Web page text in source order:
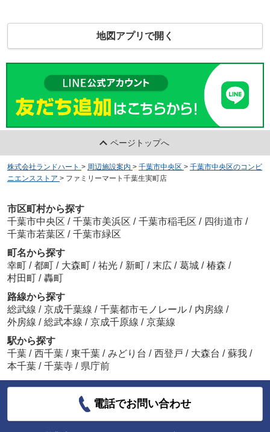
地図アプリで開く
ページトップへ
株式会社ランドハート > 周辺施設案内 > 千葉市中央区 > 千葉市中央区のコンビ
ニエンスストア > ファミリーマート千葉生実町店
市区町村から探す
千葉市中央区 / 千葉市美浜区 / 千葉市稲毛区 / 四街道市 /
千葉市若葉区 / 千葉市緑区
町名から探す
幸町 / 都町 / 大森町 / 祐光 / 新町 / 末広 / 葛城 / 椿森 /
村田町 / 轟町
路線から探す
総武線 / 京成千葉線 / 千葉都市モノレール / 内房線 /
外房線 / 総武本線 / 京成千原線 / 京葉線
駅から探す
千葉 / 西千葉 / 東千葉 / みどり台 / 西登戸 / 大森台 / 蘇我 /
本千葉 / 千葉寺 / 県庁前
電話でお問い合わせ